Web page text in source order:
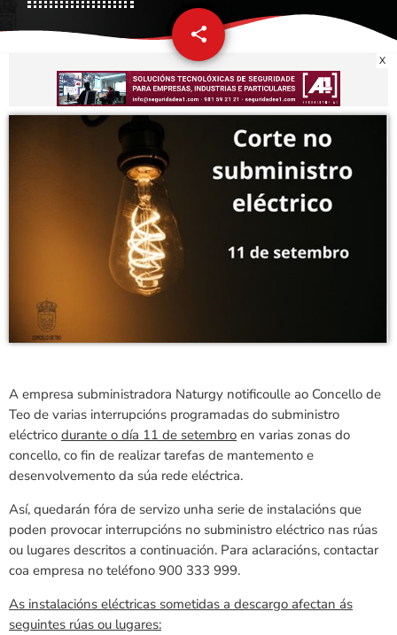
share
email
X
A empresa subministradora Naturgy notificoulle ao Concello de
Teo de varias interrupcións programadas do subministro
eléctrico durante o día 11 de setembro en varias zonas do
concello, co fin de realizar tarefas de mantemento e
desenvolvemento da súa rede eléctrica.
Así, quedarán fóra de servizo unha serie de instalacións que
poden provocar interrupcións no subministro eléctrico nas rúas
ou lugares descritos a continuación. Para aclaracións, contactar
coa empresa no teléfono 900 333 999.
As instalacións eléctricas sometidas a descargo afectan ás
seguintes rúas ou lugares: